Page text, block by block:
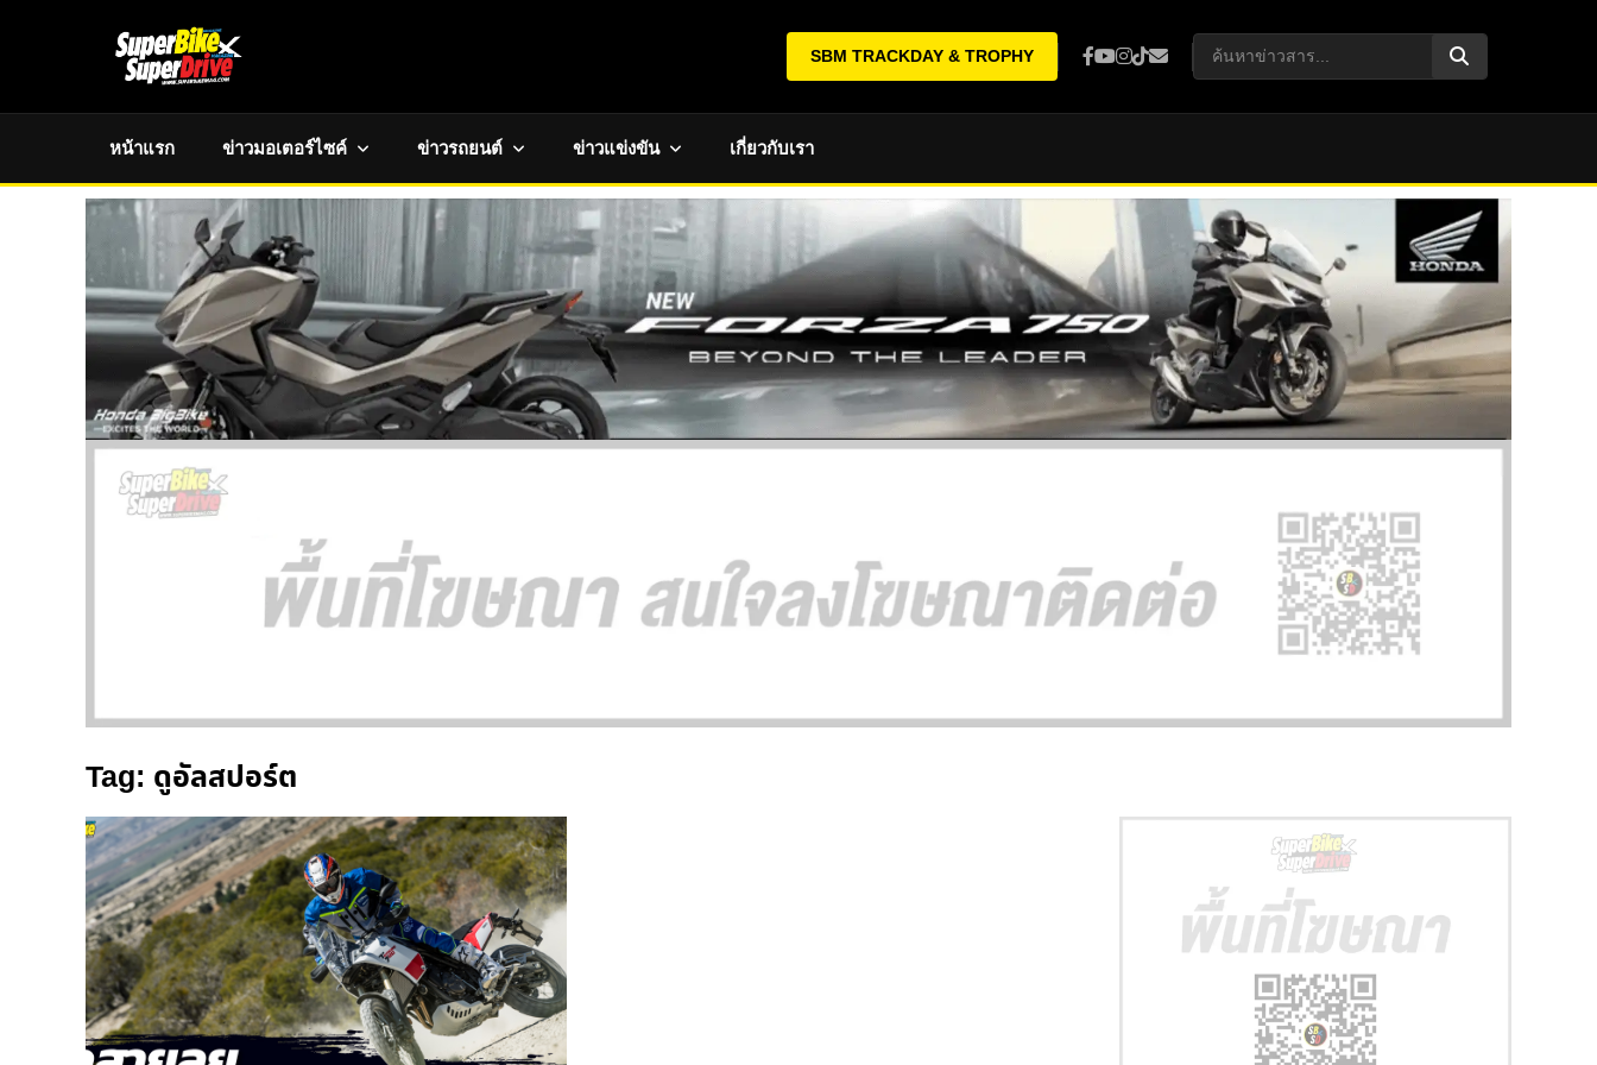
SBM TRACKDAY & TROPHY
หน้าแรก ข่าวมอเตอร์ไซค์ ข่าวรถยนต์ ข่าวแข่งขัน เกี่ยวกับเรา
Tag: ดูอัลสปอร์ต